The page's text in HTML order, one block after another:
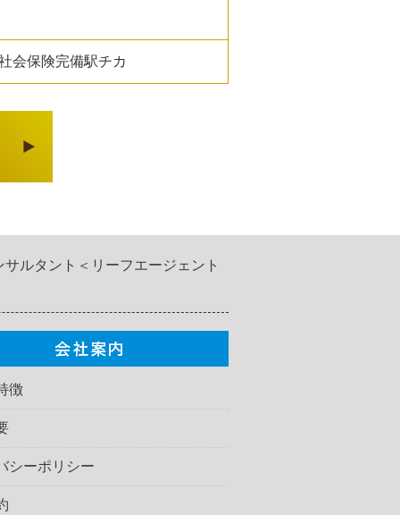
会保険完備駅チカ
ルタント＜リーフエージェント
徴
シーポリシー